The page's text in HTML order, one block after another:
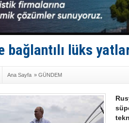
bağlantılı lüks
Ana Sayfa » GÜNDEM